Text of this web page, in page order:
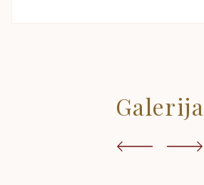
Galerija